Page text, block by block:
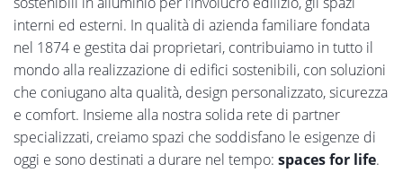
interni ed esterni. In qualità di azienda familiare fondata
nel 1874 e gestita dai proprietari, contribuiamo in tutto il
mondo alla realizzazione di edifici sostenibili, con soluzioni
che coniugano alta qualità, design personalizzato, sicurezza
e comfort. Insieme alla nostra solida rete di partner
specializzati, creiamo spazi che soddisfano le esigenze di
oggi e sono destinati a durare nel tempo: spaces for life.